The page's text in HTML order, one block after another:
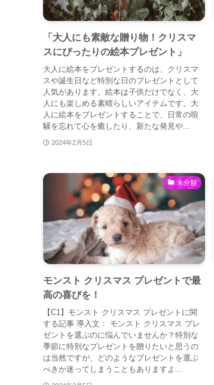
「大人にも素敵な贈り物！クリスマ
スにぴったりの絵本プレゼント」
大人に絵本をプレゼントするのは、クリスマ
スや誕生日など特別な日のプレゼントとして
人気があります。絵本は子供だけでなく、大
人にも楽しめる素晴らしいアイテムです。大
人に絵本をプレゼントすることで、日常の喧
騒を忘れて心を癒したり、新たな発見や...
2024年2月5日
未分類
モンスト クリスマス プレゼントで最
高の喜びを！
【C1】モンスト クリスマス プレゼントに関
する記事 導入文： モンスト クリスマス プレ
ゼントを選ぶのに悩んでいませんか？特別な
季節に特別なプレゼントを贈りたいと思うの
は当然ですが、どのようなプレゼントを選ぶ
べきか迷ってしまうこともありますよ...